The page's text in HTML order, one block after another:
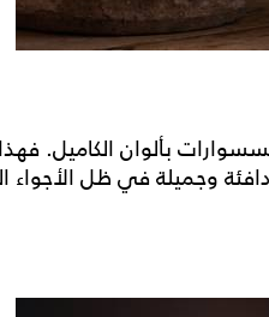
بألوان الكاميل. فهذا
وجميلة في ظل الأجواء